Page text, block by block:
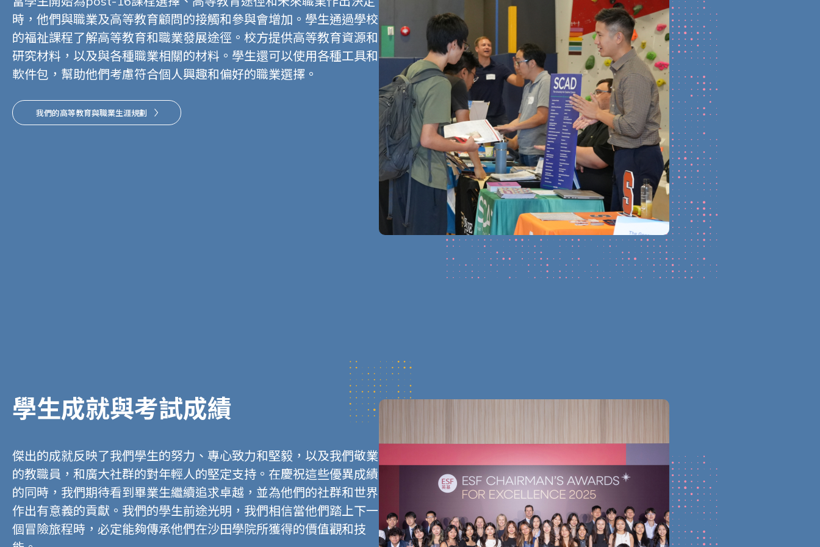
時，他們與職業及高等教育顧問的接觸和參與會增加。學生通過學校
的福祉課程了解高等教育和職業發展途徑。校方提供高等教育資源和
研究材料，以及與各種職業相關的材料。學生還可以使用各種工具和
軟件包，幫助他們考慮符合個人興趣和偏好的職業選擇。
我們的高等教育與職業生涯規劃
學生成就與考試成績
傑出的成就反映了我們學生的努力、專心致力和堅毅，以及我們敬業
的教職員，和廣大社群的對年輕人的堅定支持。在慶祝這些優異成績
的同時，我們期待看到畢業生繼續追求卓越，並為他們的社群和世界
作出有意義的貢獻。我們的學生前途光明，我們相信當他們踏上下一
個冒險旅程時，必定能夠傳承他們在沙田學院所獲得的價值觀和技